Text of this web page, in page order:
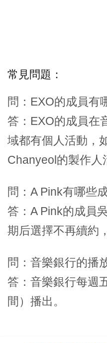
常見問題：
問：EXO的成員有
答：EXO的成員在
域都有個人活動，
Chanyeol的製作人
問：A Pink有哪些
答：A Pink的成員
期后選擇不再續約
問：音樂銀行的播
答：音樂銀行每週
間）播出。